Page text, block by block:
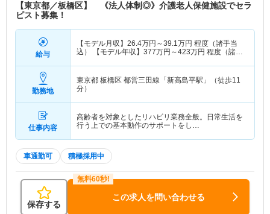
【東京都／板橋区】 《法人体制◎》介護老人保健施設でセラ
ピスト募集！
給与
【モデル月収】 26.4万円～39.1万円 程度（諸手当
込） 【モデル年収】 377万円～423万円 程度（諸手
勤務地
東京都 板橋区 都営三田線「新高島平駅」（徒歩11
分）
仕事内容
高齢者を対象としたリハビリ業務全般。日常生活を
行う上での基本動作のサポートをし…
車通勤可 積極採用中
保存する
この求人を問い合わせる